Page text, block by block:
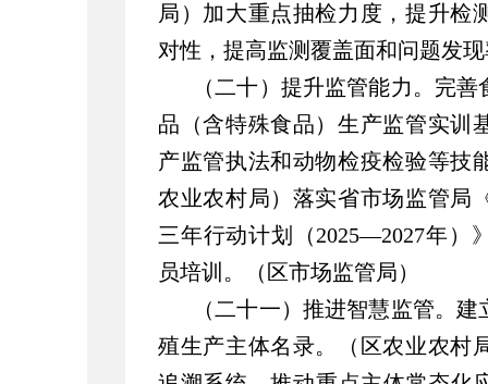
局）加大重点抽检力度，提升检
对性，提高监测覆盖面和问题发
（二十）提升监管能力。完
品（含特殊食品）生产监管实训
产监管执法和动物检疫检验等技
农业农村局）落实省市场监管局
三年行动计划（2025—2027年）
员培训。（区市场监管局）
（二十一）推进智慧监管。
殖生产主体名录。（区农业农村